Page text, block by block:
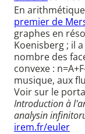
En
premier de
graphes en
Koenisberg ; il
nombre des
convexe :
musique, aux
Voir sur le
Introduction à
analysin
irem.fr/euler